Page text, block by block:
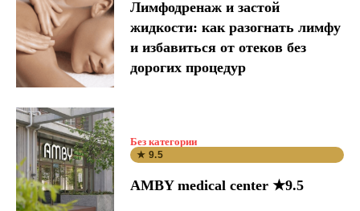
Лимфодренаж и застой
жидкости: как разогнать лимфу
и избавиться от отеков без
дорогих процедур
Без категории
★ 9.5
AMBY medical center ★9.5